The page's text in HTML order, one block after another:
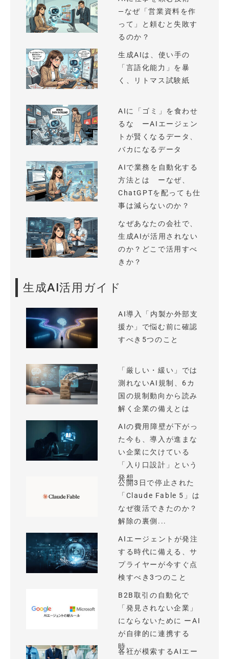
—なぜ「営業資料を作
って」と頼むと失敗す
るのか？
生成AIは、使い手の
「言語化能力」を暴
く、リトマス試験紙
AIに「ゴミ」を食わせ
るな ーAIエージェン
トが賢くなるデータ、
バカになるデータ
AIで業務を自動化する
方法とは ーなぜ、
ChatGPTを配っても仕
事は減らないのか？
なぜあなたの会社で、
生成AIが活用されない
のか？どこで活用すべ
きか？
生成AI活用ガイド
AI導入「内製か外部支
援か」で悩む前に確認
すべき5つのこと
「厳しい・緩い」では
測れないAI規制、6カ
国の規制動向から読み
解く企業の備えとは
AIの費用障壁が下がっ
た今も、導入が進まな
い企業に欠けている
「入り口設計」という
発想
公開3日で停止された
「Claude Fable 5」は
なぜ復活できたのか？
解除の裏側...
AIエージェントが発注
する時代に備える、サ
プライヤーが今すぐ点
検すべき3つのこと
B2B取引の自動化で
「発見されない企業」
にならないために ーAI
が自律的に連携する
時...
各社が模索するAIエー